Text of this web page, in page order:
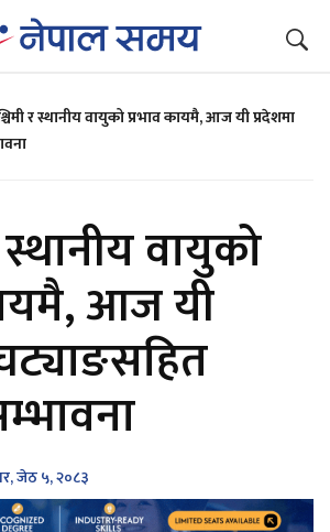
र स्थानीय वायुको प्रभाव कायमै, आज यी प्रदेशमा
स्थानीय वायुको
आज यी
जेठ ५, २०८३